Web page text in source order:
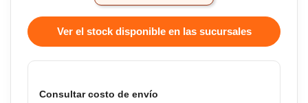
Ver el stock disponible en las sucursales
Consultar costo de envío